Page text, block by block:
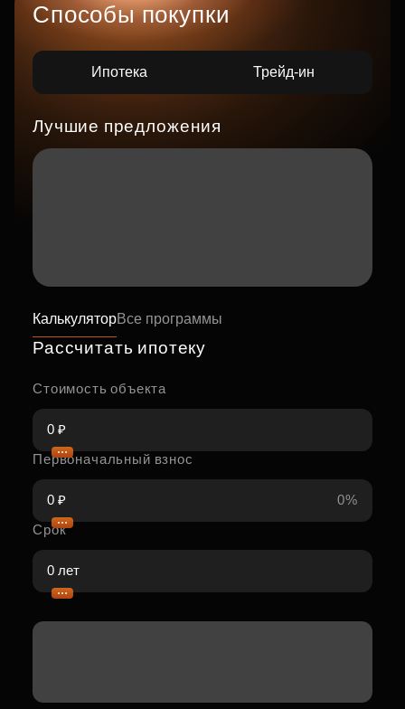
Способы покупки
Ипотека Трейд-ин
Лучшие предложения
КалькуляторВсе программы
Рассчитать ипотеку
Стоимость объекта
Первоначальный взнос
0%
Срок